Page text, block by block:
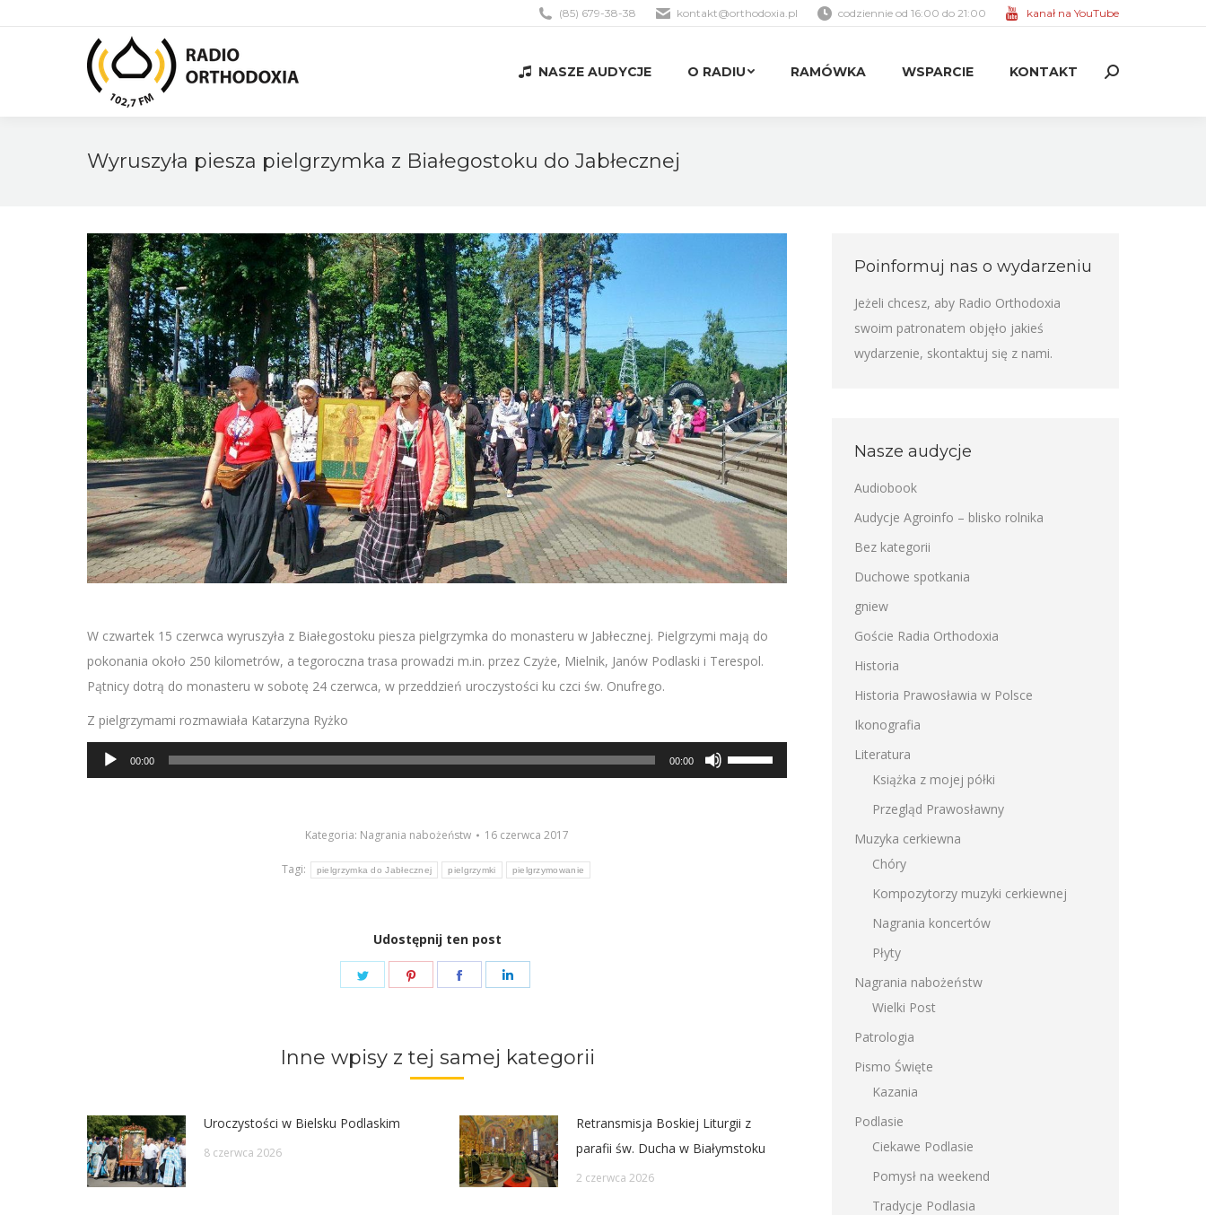
(85) 679-38-38 kontakt@orthodoxia.pl codziennie od 16:00 do 21:00 kanał na YouTube
NASZE AUDYCJE O RADIU RAMÓWKA WSPARCIE KONTAKT Search:
Wyruszyła piesza pielgrzymka z Białegostoku do Jabłecznej
W czwartek 15 czerwca wyruszyła z Białegostoku piesza pielgrzymka do monasteru w Jabłecznej. Pielgrzymi mają do
pokonania około 250 kilometrów, a tegoroczna trasa prowadzi m.in. przez Czyże, Mielnik, Janów Podlaski i Terespol.
Pątnicy dotrą do monasteru w sobotę 24 czerwca, w przeddzień uroczystości ku czci św. Onufrego.
Z pielgrzymami rozmawiała Katarzyna Ryżko
Odtwarzacz
plików
00:00 00:00
Używaj
strzałek
Kategoria: Nagrania nabożeństw 16 czerwca 2017
Tagi: pielgrzymka do Jabłecznej pielgrzymki pielgrzymowanie
Udostępnij ten post
Share
Share
Share
Inne wpisy z tej samej kategorii
Uroczystości w Bielsku Podlaskim
8 czerwca 2026
Retransmisja Boskiej Liturgii z
parafii św. Ducha w Białymstoku
2 czerwca 2026
Poinformuj nas o wydarzeniu
Jeżeli chcesz, aby Radio Orthodoxia
swoim patronatem objęło jakieś
wydarzenie, skontaktuj się z nami.
Nasze audycje
Audiobook
Audycje Agroinfo – blisko rolnika
Bez kategorii
Duchowe spotkania
gniew
Goście Radia Orthodoxia
Historia
Historia Prawosławia w Polsce
Ikonografia
Literatura
Książka z mojej półki
Przegląd Prawosławny
Muzyka cerkiewna
Chóry
Kompozytorzy muzyki cerkiewnej
Nagrania koncertów
Płyty
Nagrania nabożeństw
Wielki Post
Patrologia
Pismo Święte
Kazania
Podlasie
Ciekawe Podlasie
Pomysł na weekend
Tradycje Podlasia